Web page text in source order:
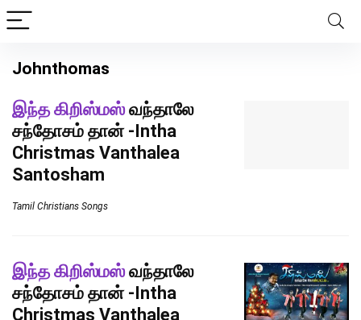
Johnthomas
இந்த கிறிஸ்மஸ்வந்தாலே
சந்தோசம் தான் -Intha
Christmas Vanthalea
Santosham
Tamil Christians Songs
இந்த கிறிஸ்மஸ்வந்தாலே
சந்தோசம் தான் -Intha
Christmas Vanthalea